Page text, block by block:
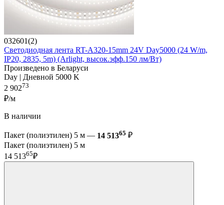
032601(2)
Светодиодная лента RT-A320-15mm 24V Day5000 (24 W/m,
IP20, 2835, 5m) (Arlight, высок.эфф.150 лм/Вт)
Произведено в Беларуси
Day | Дневной 5000 K
2 90273
₽/м
В наличии
Пакет (полиэтилен) 5 м — 14 51365 ₽
Пакет (полиэтилен) 5 м
14 51365₽